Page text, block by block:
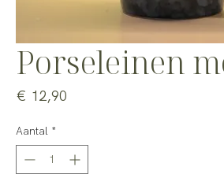
Porseleinen
€ 12,90
Aantal *